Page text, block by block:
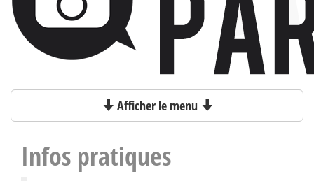
Afficher le menu
Infos pratiques